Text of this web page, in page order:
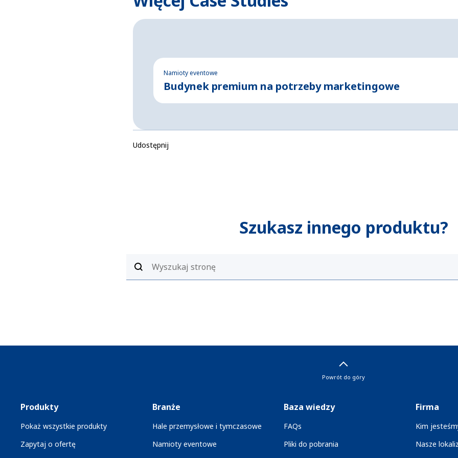
Namioty eventowe
Budynek premium na potrzeby marketingowe
Udostępnij
Szukasz innego produktu?
Powrót do góry
Produkty
Pokaż wszystkie produkty
Zapytaj o ofertę
Branże
Hale przemysłowe i tymczasowe
Namioty eventowe
Baza wiedzy
FAQs
Pliki do pobrania
Firma
Kim
Nasze